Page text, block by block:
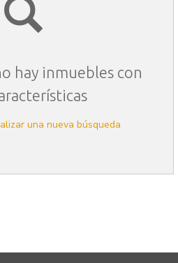
hay inmuebles con
una nueva búsqueda